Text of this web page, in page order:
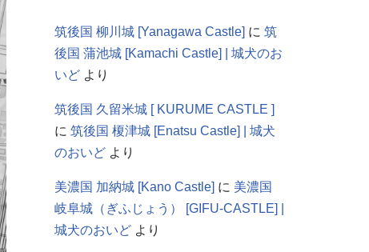
筑後国 柳川城 [Yanagawa Castle] に 筑
後国 蒲池城 [Kamachi Castle] | 城犬のお
いど より
筑後国 久留米城 [ KURUME CASTLE ]
に 筑後国 榎津城 [Enatsu Castle] | 城犬
のおいど より
美濃国 加納城 [Kano Castle] に 美濃国
岐阜城（ぎふじょう） [GIFU-CASTLE] |
城犬のおいど より